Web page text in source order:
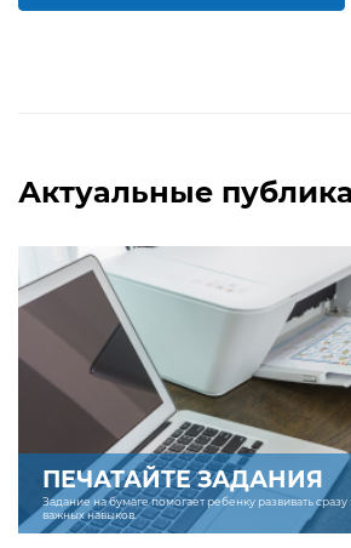
Актуальные
ПЕЧАТАЙТЕ ЗАДАНИЯ
Задание на бумаге помогает ребенку развивать
важных навыков.